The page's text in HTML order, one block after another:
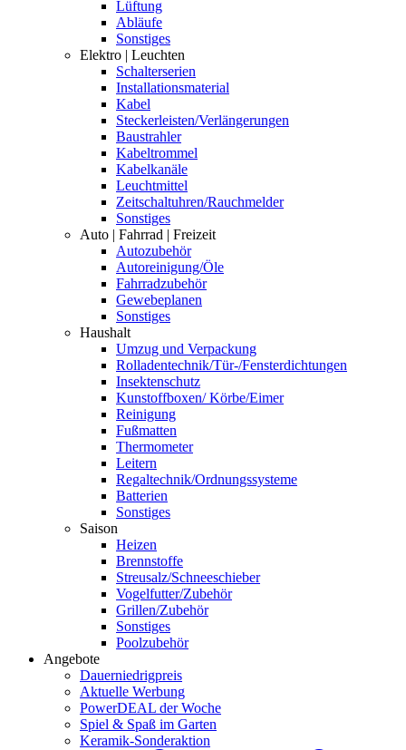
Lüftung
Abläufe
Sonstiges
Elektro | Leuchten
Schalterserien
Installationsmaterial
Kabel
Steckerleisten/Verlängerungen
Baustrahler
Kabeltrommel
Kabelkanäle
Leuchtmittel
Zeitschaltuhren/Rauchmelder
Sonstiges
Auto | Fahrrad | Freizeit
Autozubehör
Autoreinigung/Öle
Fahrradzubehör
Gewebeplanen
Sonstiges
Haushalt
Umzug und Verpackung
Rolladentechnik/Tür-/Fensterdichtungen
Insektenschutz
Kunstoffboxen/ Körbe/Eimer
Reinigung
Fußmatten
Thermometer
Leitern
Regaltechnik/Ordnungssysteme
Batterien
Sonstiges
Saison
Heizen
Brennstoffe
Streusalz/Schneeschieber
Vogelfutter/Zubehör
Grillen/Zubehör
Sonstiges
Poolzubehör
Angebote
Dauerniedrigpreis
Aktuelle Werbung
PowerDEAL der Woche
Spiel & Spaß im Garten
Keramik-Sonderaktion